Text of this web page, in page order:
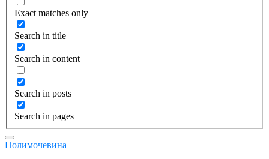
Exact matches only
Search in title
Search in content
Search in posts
Search in pages
Полимочевина